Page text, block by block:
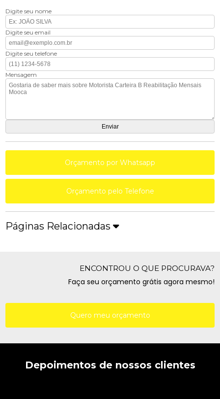
Digite seu nome
Digite seu email
Digite seu telefone
Mensagem
Orçamento por Whatsapp
Orçamento pelo Telefone
Páginas Relacionadas
ENCONTROU O QUE PROCURAVA?
Faça seu orçamento grátis agora mesmo!
Quero meu orçamento
Depoimentos de nossos clientes